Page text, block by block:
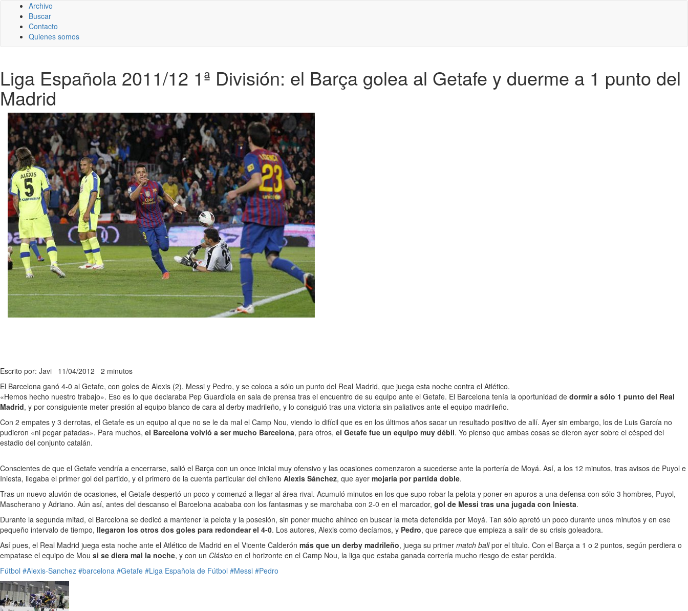
Archivo
Buscar
Contacto
Quienes somos
Liga Española 2011/12 1ª División: el Barça golea al Getafe y duerme a 1 punto del
Madrid
Escrito por: Javi 11/04/2012 2 minutos
El Barcelona ganó 4-0 al Getafe, con goles de Alexis (2), Messi y Pedro, y se coloca a sólo un punto del Real Madrid, que juega esta noche contra el Atlético.
«Hemos hecho nuestro trabajo». Eso es lo que declaraba Pep Guardiola en sala de prensa tras el encuentro de su equipo ante el Getafe. El Barcelona tenía la oportunidad de dormir a sólo 1 punto del Real
Madrid, y por consiguiente meter presión al equipo blanco de cara al derby madrileño, y lo consiguió tras una victoria sin paliativos ante el equipo madrileño.
Con 2 empates y 3 derrotas, el Getafe es un equipo al que no se le da mal el Camp Nou, viendo lo difícil que es en los últimos años sacar un resultado positivo de allí. Ayer sin embargo, los de Luis García no
pudieron «ni pegar patadas». Para muchos, el Barcelona volvió a ser mucho Barcelona, para otros, el Getafe fue un equipo muy débil. Yo pienso que ambas cosas se dieron ayer sobre el césped del
estadio del conjunto catalán.
Conscientes de que el Getafe vendría a encerrarse, salió el Barça con un once inicial muy ofensivo y las ocasiones comenzaron a sucederse ante la portería de Moyá. Así, a los 12 minutos, tras avisos de Puyol e
Iniesta, llegaba el primer gol del partido, y el primero de la cuenta particular del chileno Alexis Sánchez, que ayer mojaría por partida doble.
Tras un nuevo aluvión de ocasiones, el Getafe despertó un poco y comenzó a llegar al área rival. Acumuló minutos en los que supo robar la pelota y poner en apuros a una defensa con sólo 3 hombres, Puyol,
Mascherano y Adriano. Aún así, antes del descanso el Barcelona acababa con los fantasmas y se marchaba con 2-0 en el marcador, gol de Messi tras una jugada con Iniesta.
Durante la segunda mitad, el Barcelona se dedicó a mantener la pelota y la posesión, sin poner mucho ahínco en buscar la meta defendida por Moyá. Tan sólo apretó un poco durante unos minutos y en ese
pequeño intervalo de tiempo, llegaron los otros dos goles para redondear el 4-0. Los autores, Alexis como decíamos, y Pedro, que parece que empieza a salir de su crisis goleadora.
Así pues, el Real Madrid juega esta noche ante el Atlético de Madrid en el Vicente Calderón más que un derby madrileño, juega su primer match ballpor el título. Con el Barça a 1 o 2 puntos, según perdiera o
empatase el equipo de Mou si se diera mal la noche, y con un Clásico en el horizonte en el Camp Nou, la liga que estaba ganada correría mucho riesgo de estar perdida.
Fútbol #Alexis-Sanchez #barcelona #Getafe #Liga Española de Fútbol #Messi #Pedro